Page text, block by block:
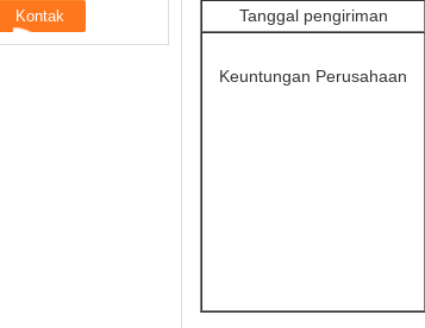
Tanggal pengiriman
Keuntungan Perusahaan